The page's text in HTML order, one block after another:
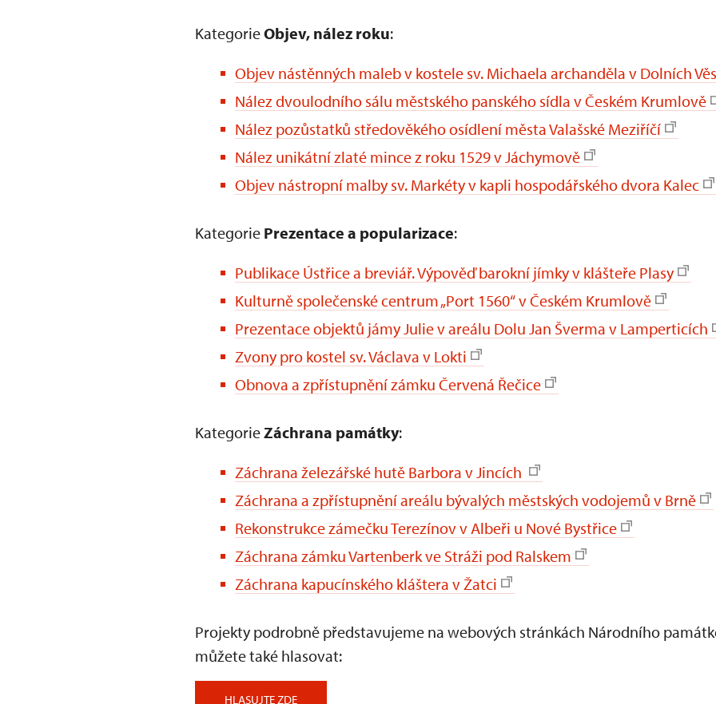
KategorieObjev, nález roku:
Objev nástěnných maleb v kostele sv. Michaela archanděla v Dolních
Nález dvoulodního sálu městského panského sídla v Českém Krumlově
Nález pozůstatků středověkého osídlení města Valašské Meziříčí
Nález unikátní zlaté mince z roku 1529 v Jáchymově
Objev nástropní malby sv. Markéty v kapli hospodářského dvora Kalec
Kategorie Prezentace a popularizace:
Publikace Ústřice a breviář. Výpověď barokní jímky v klášteře Plasy
Kulturně společenské centrum „Port 1560“ v Českém Krumlově
Prezentace objektů jámy Julie v areálu Dolu Jan Šverma v Lamperticích
Zvony pro kostel sv. Václava v Lokti
Obnova a zpřístupnění zámku Červená Řečice
KategorieZáchrana památky:
Záchrana železářské hutě Barbora v Jincích
Záchrana a zpřístupnění areálu bývalých městských vodojemů v Brně
Rekonstrukce zámečku Terezínov v Albeři u Nové Bystřice
Záchrana zámku Vartenberk ve Stráži pod Ralskem
Záchrana kapucínského kláštera v Žatci
Projekty podrobně představujeme na webových stránkách Národního
můžete také hlasovat:
HLASUJTE ZDE